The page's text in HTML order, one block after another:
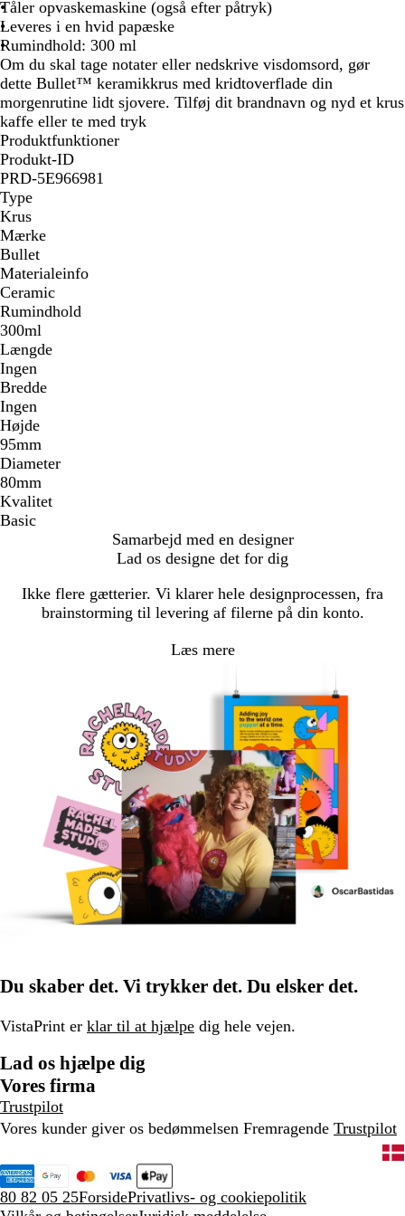
Tåler opvaskemaskine (også efter påtryk)
Leveres i en hvid papæske
Rumindhold: 300 ml
Om du skal tage notater eller nedskrive visdomsord, gør
dette Bullet™ keramikkrus med kridtoverflade din
morgenrutine lidt sjovere. Tilføj dit brandnavn og nyd et krus
kaffe eller te med tryk
Produktfunktioner
Produkt-ID
PRD-5E966981
Type
Krus
Mærke
Bullet
Materialeinfo
Ceramic
Rumindhold
300ml
Længde
Ingen
Bredde
Ingen
Højde
95mm
Diameter
80mm
Kvalitet
Basic
Samarbejd med en designer
Lad os designe det for dig
Ikke flere gætterier. Vi klarer hele designprocessen, fra
brainstorming til levering af filerne på din konto.
Læs mere
Du skaber det. Vi trykker det. Du elsker det.
VistaPrint er klar til at hjælpe dig hele vejen.
Lad os hjælpe dig
Vores firma
Trustpilot
Vores kunder giver os bedømmelsen Fremragende Trustpilot
80 82 05 25ForsidePrivatlivs- og cookiepolitik